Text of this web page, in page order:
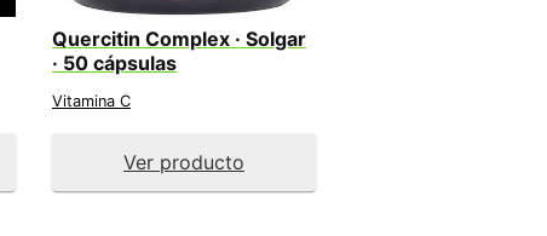
Quercitin Complex · Solgar
· 50 cápsulas
Vitamina C
Ver producto